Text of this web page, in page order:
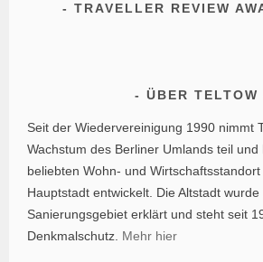
TRAVELLER REVIEW
ÜBER TELTOW
Seit der Wiedervereinigung 1990 nimmt
Wachstum des Berliner Umlands teil und
beliebten Wohn- und
Hauptstadt entwickelt. Die Altstadt
Sanierungsgebiet erklärt und steht seit
Denkmalschutz. Mehr hier